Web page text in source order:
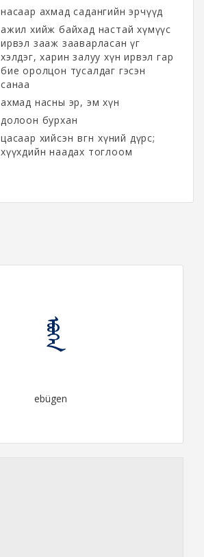
насаар ахмад садангийн эрчүүд
ажил хийж байхад настай хүмүүс
ирвэл зааж зааварласан үг
хэлдэг, харин залуу хүн ирвэл гар
бие оролцон тусалдаг гэсэн
санаа
ахмад насны эр, эм хүн
долоон бурхан
цасаар хийсэн өвгөн хүний дүрс;
хүүхдийн наадах тоглоом
ᠡᠪᠦᠭᠡᠨ
ebügen